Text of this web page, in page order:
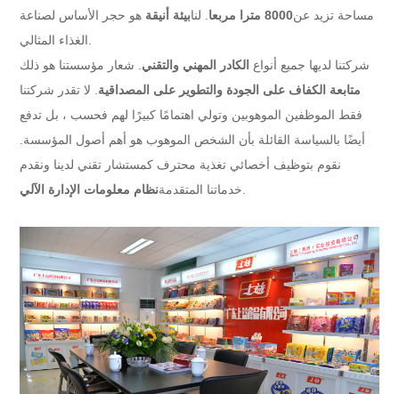
مساحة تزيد عن8000 مترا مربعا . لنابيئة أنيقة هو حجر الأساس لصناعة
شركتنا لديها جميع أنواع الكادر المهني والتقني . شعار مؤسستنا هو ذلك
متابعة الكفاف على الجودة والتطوير على المصداقية . لا تقدر شركتنا
فقط الموظفين الموهوبين وتولي اهتمامًا كبيرًا لهم فحسب ، بل تدفع
أيضًا بالسياسة القائلة بأن الشخص الموهوب هو أهم أصول المؤسسة.
نقوم بتوظيف أخصائي تغذية محترف كمستشار تقني لدينا ونقدم
خدماتنا المتقدمةنظام معلومات الإدارة الآلي